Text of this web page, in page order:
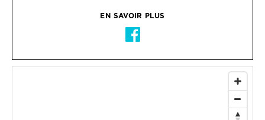
EN SAVOIR PLUS